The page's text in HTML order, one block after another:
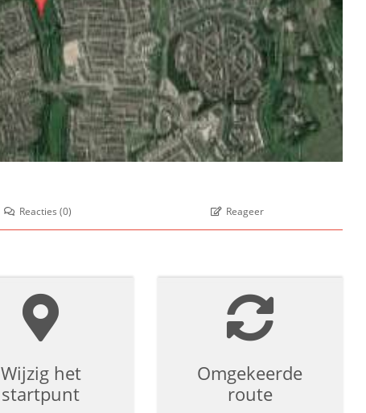
Reacties(0) Reageer
Wijzig het
startpunt
Omgekeerde
route